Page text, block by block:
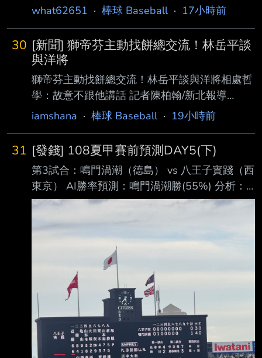
what62651 · 棒球 Baseball· 17小時前
30 [新聞] 獅帝芬主動找餅總交流！林岳平談
與洋將
獅帝芬主動找餅總交流！林岳平談與洋將相處哲
學：故意不跟他講話 記者陳柏翰/新北報導
2026-08-09 19:25:54 中華職棒統一7-ELEVEn
延賽，賽前練習結 束後，洋投獅帝芬（Jackson
Stephens）主動找總教練林岳平「深聊」。餅
總受訪時笑說 ，他故意不跟獅帝芬，而獅帝芬
也有感覺到，「他問我為什麼都不他講話？」餅
總直言， 跟洋將想處需要考慮心理層面，「我
們都知道他可能不安定，我不會去譴責他，我會
默默 承受，但用我的方式告訴你，『我不接
iamshana · 棒球 Baseball· 19小時前
31 [發錢] 108夏甲賽前預測DAY5(下)
第3試合：鳴門渦潮（德島） vs 八王子實踐（西
東京） AI勝率預測：鳴門渦潮勝(55%) 分析：
這場我認為相當接近。鳴門渦潮的優勢是攻擊得
分能力較好，而且落後時有反擊能力，德 島決
賽在先失分的情況下仍以7：4擊敗阿南光；王牌
西村大輝也是關鍵，決賽先投6局失 2分，後來
甚至重新登板守住領先。 八王子實踐則是本屆
很有意思的黑馬，奧山慎太郎＋ 塚原翔太形成
雙投手配置，西東京決賽就是兩人聯手以1：0擊
敗創價，投手戰能力相當強 。 因此如果八王子
實踐成功把比賽壓成2、3分的低比分，我甚至認
為勝負接近五五波；